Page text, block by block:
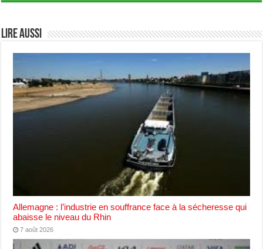
Lire aussi
Allemagne : l’industrie en souffrance face à la sécheresse qui
abaisse le niveau du Rhin
7 août 2026